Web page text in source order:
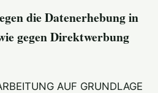
die Datenerhebung in
gegen Direktwerbung
AUF GRUNDLAGE